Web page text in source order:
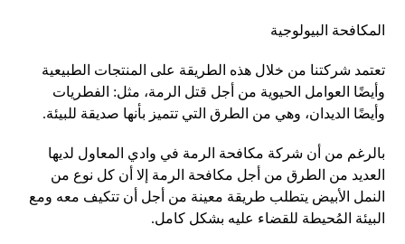
المكافحة البيولوجية
تعتمد شركتنا من خلال هذه الطريقة على المنتجات الطبيعية
وأيضًا العوامل الحيوية من أجل قتل الرمة، مثل: الفطريات
وأيضًا الديدان، وهي من الطرق التي تتميز بأنها صديقة للبيئة.
بالرغم من أن شركة مكافحة الرمة في وادي المعاول لديها
العديد من الطرق من أجل مكافحة الرمة إلا أن كل نوع من
النمل الأبيض يتطلب طريقة معينة من أجل أن تتكيف معه ومع
البيئة المُحيطة للقضاء عليه بشكل كامل.